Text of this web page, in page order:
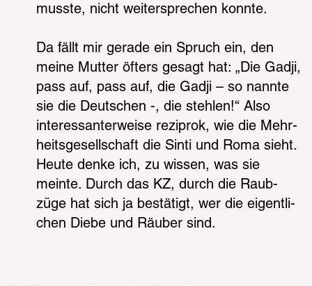
musste, nicht weiter­spre­chen konnte.
Da fällt mir gerade ein Spruch ein, den
meine Mutter öfters gesagt hat: „Die Gadji,
pass auf, pass auf, die Gadji – so nannte
sie die Deut­schen -, die steh­len!“ Also
inter­es­san­ter­weise rezi­prok, wie die Mehr­
heits­ge­sell­schaft die Sinti und Roma sieht.
Heute denke ich, zu wissen, was sie
meinte. Durch das KZ, durch die Raub­
züge hat sich ja bestä­tigt, wer die eigent­li­
chen Diebe und Räuber sind.